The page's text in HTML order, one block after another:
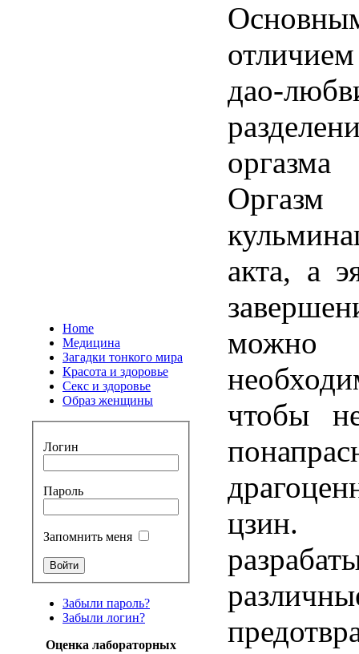
Home
Медицина
Загадки тонкого мира
Красота и здоровье
Секс и здоровье
Образ женщины
Логин
Пароль
Запомнить меня
Забыли пароль?
Забыли логин?
Оценка лабораторных
дао-
акта, а
чтобы